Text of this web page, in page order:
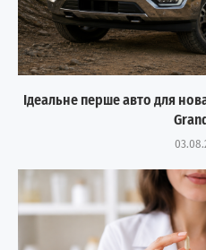
Ідеальне перше авто для